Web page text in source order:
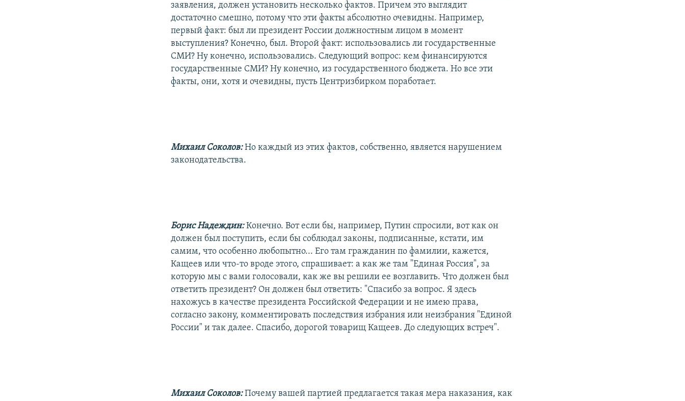
заявления, должен установить несколько фактов. Причем это выглядит
достаточно смешно, потому что эти факты абсолютно очевидны. Например,
первый факт: был ли президент России должностным лицом в момент
выступления? Конечно, был. Второй факт: использовались ли государственные
СМИ? Ну конечно, использовались. Следующий вопрос: кем финансируются
государственные СМИ? Ну конечно, из государственного бюджета. Но все эти
факты, они, хотя и очевидны, пусть Центризбирком поработает.
Михаил Соколов: Но каждый из этих фактов, собственно, является нарушением
законодательства.
Борис Надеждин:Конечно. Вот если бы, например, Путин спросили, вот как он
должен был поступить, если бы соблюдал законы, подписанные, кстати, им
самим, что особенно любопытно... Его там гражданин по фамилии, кажется,
Кащеев или что-то вроде этого, спрашивает: а как же там "Единая Россия", за
которую мы с вами голосовали, как же вы решили ее возглавить. Что должен был
ответить президент? Он должен был ответить: "Спасибо за вопрос. Я здесь
нахожусь в качестве президента Российской Федерации и не имею права,
согласно закону, комментировать последствия избрания или неизбрания "Единой
России" и так далее. Спасибо, дорогой товарищ Кащеев. До следующих встреч".
Михаил Соколов: Почему вашей партией предлагается такая мера наказания, как